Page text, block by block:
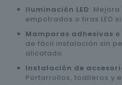
Iluminación LED:
empotrados o tiras LED
Mamparas adhesivas
de fácil instalación sin
alicatado.
Instalación de
Portarrollos, toalleros y